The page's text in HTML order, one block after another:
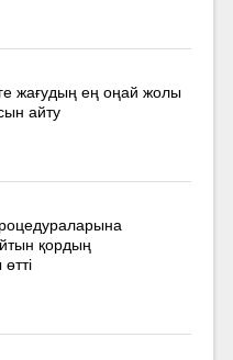
жағудың ең оңай жолы
айту
қордың